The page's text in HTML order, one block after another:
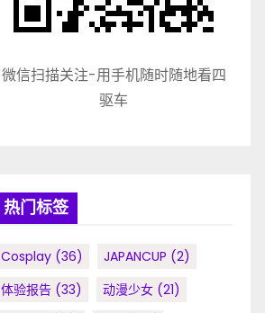
微信扫描关注-用手机随时随地看四
驱车
热门标签
Cosplay (36) JAPANCUP (2)
体验报告 (33) 动漫少女 (21)